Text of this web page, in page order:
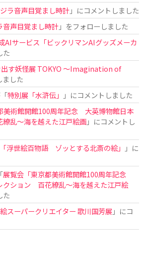
ラ音声目覚まし時計」にコメントしました
音声目覚まし時計」をフォローしました
AIサービス「ビックリマンAIグッズメーカ
た
出す妖怪展 TOKYO 〜Imagination of
ました
特別展「水滸伝」
」にコメントしました
美術館開館100周年記念 大英博物館日本
乱～海を越えた江戸絵画」にコメントし
浮世絵百物語 ゾッとする北斎の絵」
」に
展覧会「東京都美術館開館100周年記念
クション 百花繚乱〜海を越えた江戸絵
た
スーパークリエイター 歌川国芳展 」にコ